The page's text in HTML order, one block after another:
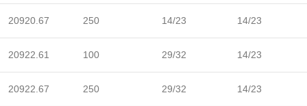
20920.67 250 14/23 14/23
20922.61 100 29/32 14/23
20922.67 250 29/32 14/23